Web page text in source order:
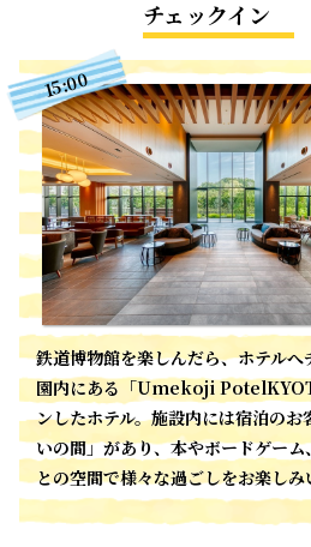
チェックイン
15:00
鉄道博物館を楽しんだら、ホテル
園内にある「Umekoji
ンしたホテル。施設内には宿泊の
いの間」があり、本やボードゲー
との空間で様々な過ごしをお楽し